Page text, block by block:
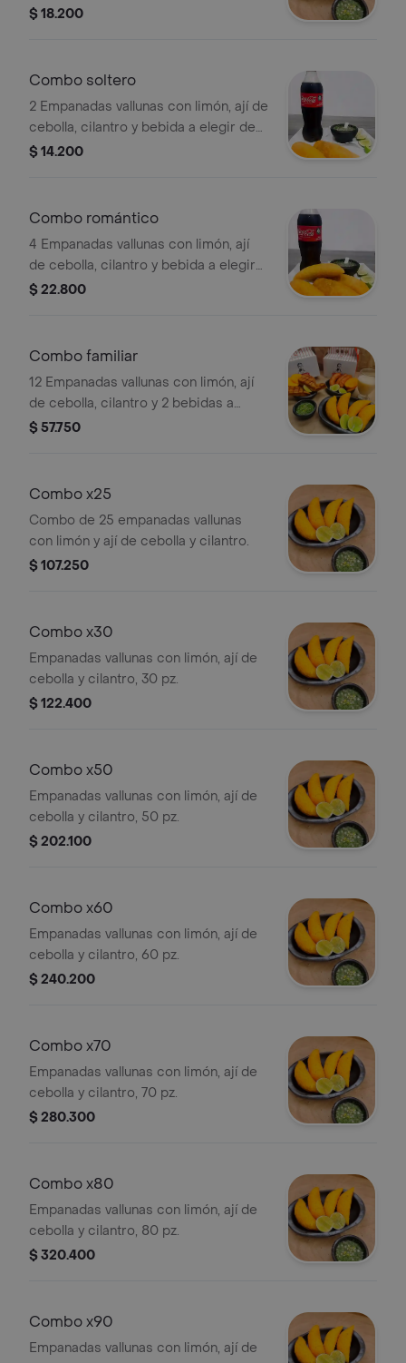
$ 18.200
Combo soltero
2 Empanadas vallunas con limón, ají de
cebolla, cilantro y bebida a elegir de
400 ml.
$ 14.200
Combo romántico
4 Empanadas vallunas con limón, ají
de cebolla, cilantro y bebida a elegir
de 400 ml.
$ 22.800
Combo familiar
12 Empanadas vallunas con limón, ají
de cebolla, cilantro y 2 bebidas a
elegir de 400 ml.
$ 57.750
Combo x25
Combo de 25 empanadas vallunas
con limón y ají de cebolla y cilantro.
$ 107.250
Combo x30
Empanadas vallunas con limón, ají de
cebolla y cilantro, 30 pz.
$ 122.400
Combo x50
Empanadas vallunas con limón, ají de
cebolla y cilantro, 50 pz.
$ 202.100
Combo x60
Empanadas vallunas con limón, ají de
cebolla y cilantro, 60 pz.
$ 240.200
Combo x70
Empanadas vallunas con limón, ají de
cebolla y cilantro, 70 pz.
$ 280.300
Combo x80
Empanadas vallunas con limón, ají de
cebolla y cilantro, 80 pz.
$ 320.400
Combo x90
Empanadas vallunas con limón, ají de